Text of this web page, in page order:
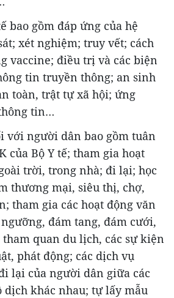
bao gồm đáp ứng của hệ
xét nghiệm; truy vết; cách
vaccine; điều trị và các biện
tin truyền thông; an sinh
toàn, trật tự xã hội; ứng
tin…
với người dân bao gồm tuân
của Bộ Y tế; tham gia hoạt
trời, trong nhà; đi lại; học
thương mại, siêu thị, chợ,
tham gia các hoạt động văn
đám tang, đám cưới,
tham quan du lịch, các sự kiện
phát động; các dịch vụ
lại của người dân giữa các
dịch khác nhau; tự lấy mẫu